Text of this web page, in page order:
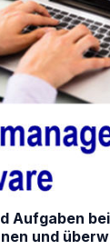
Aufgaben
und